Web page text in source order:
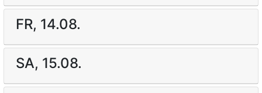
FR, 14.08.
SA, 15.08.